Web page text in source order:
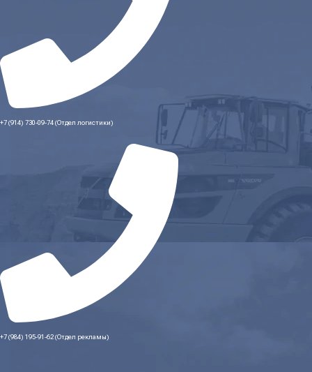
+7 (914) 730-09-74 (Отдел логистики)
+7 (984) 195-91-62 (Отдел рекламы)